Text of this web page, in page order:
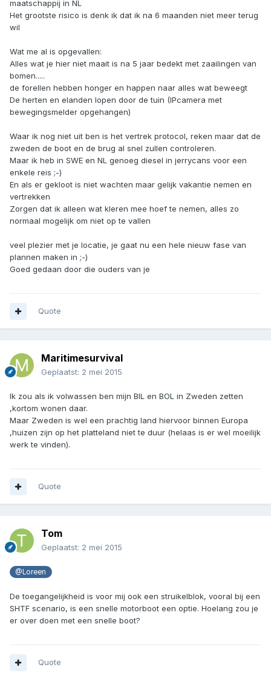
maatschappij in NL
Het grootste risico is denk ik dat ik na 6 maanden niet meer terug
wil
Wat me al is opgevallen:
Alles wat je hier niet maait is na 5 jaar bedekt met zaailingen van
bomen.....
de forellen hebben honger en happen naar alles wat beweegt
De herten en elanden lopen door de tuin (IPcamera met
bewegingsmelder opgehangen)
Waar ik nog niet uit ben is het vertrek protocol, reken maar dat de
zweden de boot en de brug al snel zullen controleren.
Maar ik heb in SWE en NL genoeg diesel in jerrycans voor een
enkele reis ;-)
En als er gekloot is niet wachten maar gelijk vakantie nemen en
vertrekken
Zorgen dat ik alleen wat kleren mee hoef te nemen, alles zo
normaal mogelijk om niet op te vallen
veel plezier met je locatie, je gaat nu een hele nieuw fase van
plannen maken in ;-)
Goed gedaan door die ouders van je
Quote
Maritimesurvival
Geplaatst: 2 mei 2015
Ik zou als ik volwassen ben mijn BIL en BOL in Zweden zetten
,kortom wonen daar.
Maar Zweden is wel een prachtig land hiervoor binnen Europa
,huizen zijn op het platteland niet te duur (helaas is er wel moeilijk
werk te vinden).
Quote
Tom
Geplaatst: 2 mei 2015
@Loreen
De toegangelijkheid is voor mij ook een struikelblok, vooral bij een
SHTF scenario, is een snelle motorboot een optie. Hoelang zou je
er over doen met een snelle boot?
Quote